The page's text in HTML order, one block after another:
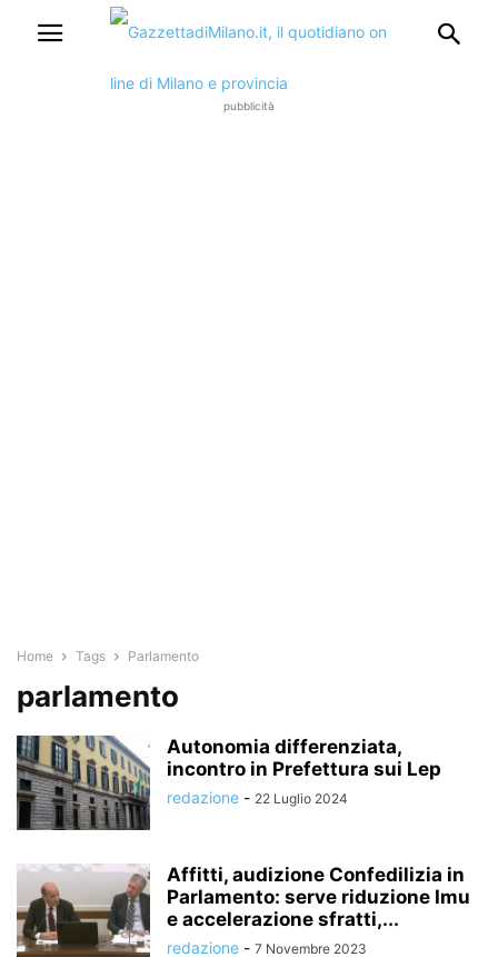
pubblicità
Home Tags Parlamento
parlamento
Autonomia differenziata,
incontro in Prefettura sui Lep
redazione - 22 Luglio 2024
Affitti, audizione Confedilizia in
Parlamento: serve riduzione Imu
e accelerazione sfratti,...
redazione - 7 Novembre 2023